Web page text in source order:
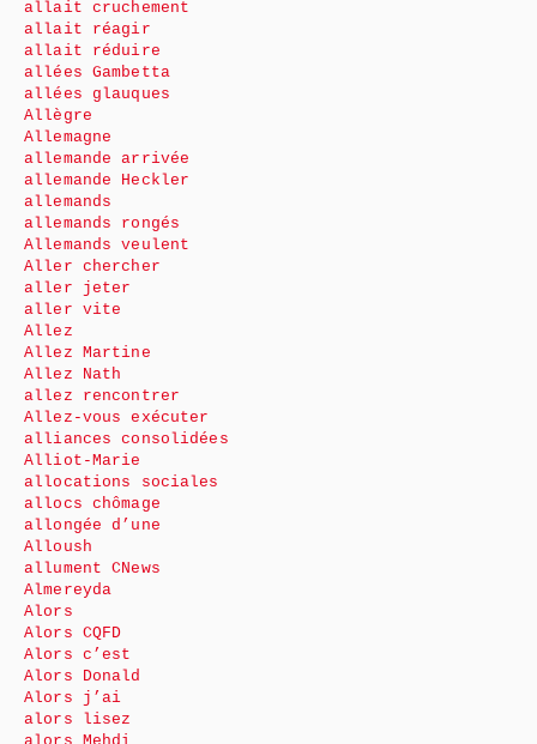
allait cruchement
allait réagir
allait réduire
allées Gambetta
allées glauques
Allègre
Allemagne
allemande arrivée
allemande Heckler
allemands
allemands rongés
Allemands veulent
Aller chercher
aller jeter
aller vite
Allez
Allez Martine
Allez Nath
allez rencontrer
Allez-vous exécuter
alliances consolidées
Alliot-Marie
allocations sociales
allocs chômage
allongée d’une
Alloush
allument CNews
Almereyda
Alors
Alors CQFD
Alors c’est
Alors Donald
Alors j’ai
alors lisez